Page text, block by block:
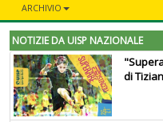
ARCHIVIO
NOTIZIE DA UISP NAZIONALE
di